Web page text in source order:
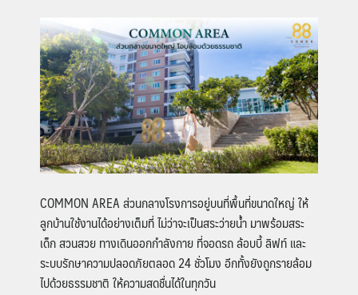
COMMON AREAส่วนกลางโรงการอยู่บนที่พื้นที่ขนาดใหญ่ ให้
ลูกบ้านใช้งานได้อย่างเต็มที่ ไม่ว่าจะเป็นสระว่ายน้ำ มาพร้อมสระ
เด็ก สวนสวย ทางเดินออกกำลังกาย ที่จอดรถ ล้อบบี้ ลิฟท์ และ
ระบบรักษาความปลอดภัยตลอด 24 ชั่วโมง อีกทั้งยังถูกรายล้อม
ไปด้วยธรรมชาติ ให้ความสดชื่นได้ในทุกวัน